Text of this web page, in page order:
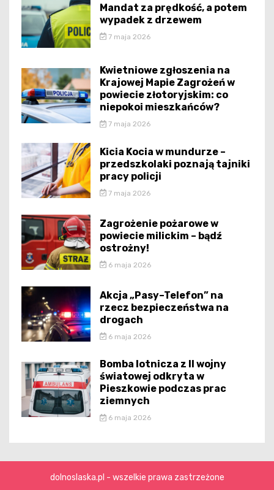
Mandat za prędkość, a potem
wypadek z drzewem
7 maja 2026
Kwietniowe zgłoszenia na
Krajowej Mapie Zagrożeń w
powiecie złotoryjskim: co
niepokoi mieszkańców?
7 maja 2026
Kicia Kocia w mundurze –
przedszkolaki poznają tajniki
pracy policji
7 maja 2026
Zagrożenie pożarowe w
powiecie milickim – bądź
ostrożny!
6 maja 2026
Akcja „Pasy–Telefon” na
rzecz bezpieczeństwa na
drogach
6 maja 2026
Bomba lotnicza z II wojny
światowej odkryta w
Pieszkowie podczas prac
ziemnych
6 maja 2026
dolnoslaska.pl - wszelkie prawa zastrzeżone